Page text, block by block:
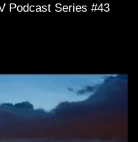
Podcast Series #43